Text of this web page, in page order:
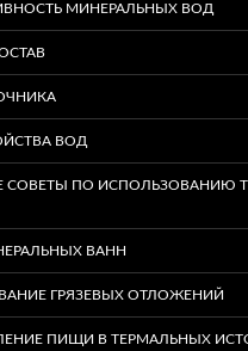
МИНЕРАЛЬНЫХ ВОД
ВОД
СОВЕТЫ ПО ИСПОЛЬЗОВАНИЮ
ВАНН
ГРЯЗЕВЫХ ОТЛОЖЕНИЙ
ПИЩИ В ТЕРМАЛЬНЫХ